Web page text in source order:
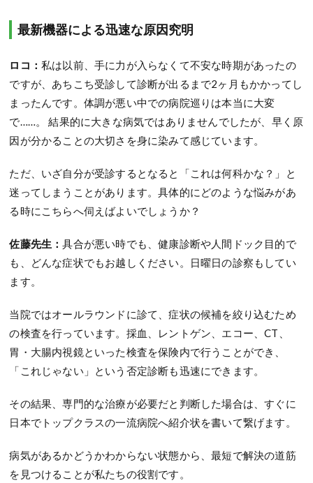
最新機器による迅速な原因究明
ロコ：私は以前、手に力が入らなくて不安な時期があったの
ですが、あちこち受診して診断が出るまで2ヶ月もかかってし
まったんです。体調が悪い中での病院巡りは本当に大変
で……。 結果的に大きな病気ではありませんでしたが、早く原
因が分かることの大切さを身に染みて感じています。
ただ、いざ自分が受診するとなると「これは何科かな？」と
迷ってしまうことがあります。具体的にどのような悩みがあ
る時にこちらへ伺えばよいでしょうか？
佐藤先生：具合が悪い時でも、健康診断や人間ドック目的で
も、どんな症状でもお越しください。日曜日の診察もしてい
ます。
当院ではオールラウンドに診て、症状の候補を絞り込むため
の検査を行っています。採血、レントゲン、エコー、CT、
胃・大腸内視鏡といった検査を保険内で行うことができ、
「これじゃない」という否定診断も迅速にできます。
その結果、専門的な治療が必要だと判断した場合は、すぐに
日本でトップクラスの一流病院へ紹介状を書いて繋げます。
病気があるかどうかわからない状態から、最短で解決の道筋
を見つけることが私たちの役割です。